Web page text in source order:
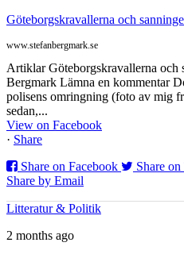
Göteborgskravallerna och
www.stefanbergmark.se
Artiklar Göteborgskravallerna och
Bergmark Lämna en kommentar
polisens omringning (foto av mig
sedan,...
View on Facebook
· Share
Share on Facebook
Share
Share by Email
Litteratur & Politik
2 months ago